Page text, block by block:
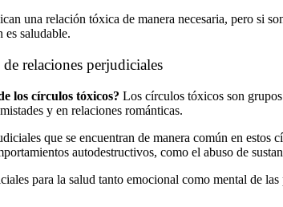
una relación tóxica de manera necesaria, pero si
es saludable.
relaciones perjudiciales
los círculos tóxicos? Los círculos tóxicos son
y en relaciones románticas.
que se encuentran de manera común en
autodestructivos, como el abuso de
para la salud tanto emocional como mental de